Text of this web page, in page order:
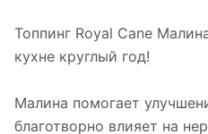
Топпинг Royal Cane
кухне круглый год!
Малина помогает
благотворно влияет на